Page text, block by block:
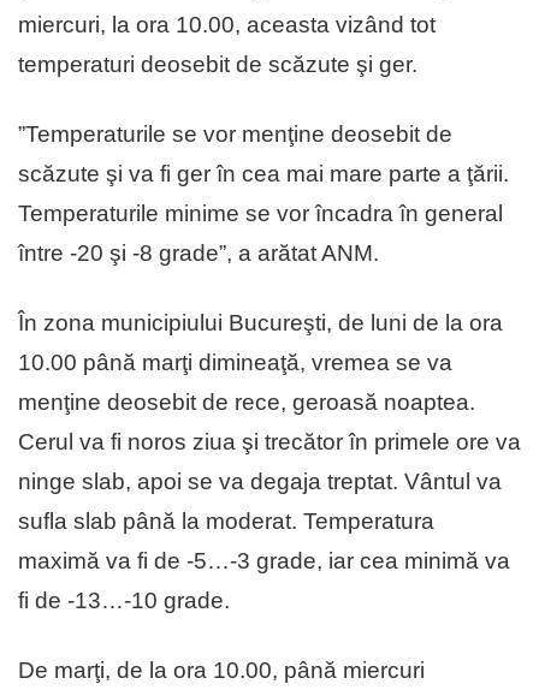
miercuri, la ora 10.00, aceasta vizând tot
temperaturi deosebit de scăzute şi ger.
”Temperaturile se vor menţine deosebit de
scăzute şi va fi ger în cea mai mare parte a ţării.
Temperaturile minime se vor încadra în general
între -20 şi -8 grade”, a arătat ANM.
În zona municipiului Bucureşti, de luni de la ora
10.00 până marţi dimineaţă, vremea se va
menţine deosebit de rece, geroasă noaptea.
Cerul va fi noros ziua şi trecător în primele ore va
ninge slab, apoi se va degaja treptat. Vântul va
sufla slab până la moderat. Temperatura
maximă va fi de -5…-3 grade, iar cea minimă va
fi de -13…-10 grade.
De marţi, de la ora 10.00, până miercuri